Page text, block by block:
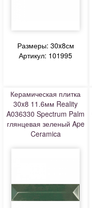
Размеры: 30x8см
Артикул: 101995
Керамическая плитка
30x8 11.6мм Reality
A036330 Spectrum Palm
глянцевая зеленый Ape
Ceramica